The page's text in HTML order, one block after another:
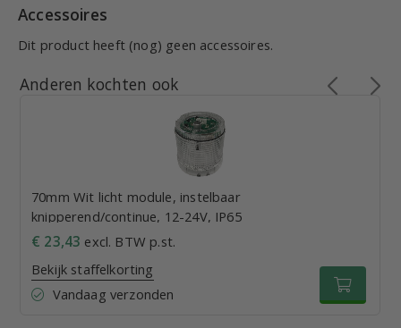
Accessoires
Dit product heeft (nog) geen accessoires.
Anderen kochten ook
70mm Wit licht module, instelbaar
knipperend/continue, 12-24V, IP65
€ 23,43 excl. BTW p.st.
Bekijk staffelkorting
Vandaag verzonden